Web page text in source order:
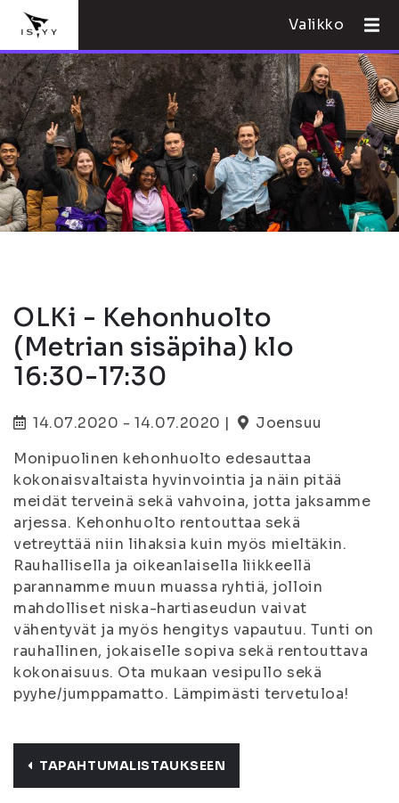
Valikko
OLKi - Kehonhuolto
(Metrian sisäpiha) klo
16:30-17:30
14.07.2020 - 14.07.2020 |
Joensuu
Monipuolinen kehonhuolto edesauttaa
kokonaisvaltaista hyvinvointia ja näin pitää
meidät terveinä sekä vahvoina, jotta jaksamme
arjessa. Kehonhuolto rentouttaa sekä
vetreyttää niin lihaksia kuin myös mieltäkin.
Rauhallisella ja oikeanlaisella liikkeellä
parannamme muun muassa ryhtiä, jolloin
mahdolliset niska-hartiaseudun vaivat
vähentyvät ja myös hengitys vapautuu. Tunti on
rauhallinen, jokaiselle sopiva sekä rentouttava
kokonaisuus. Ota mukaan vesipullo sekä
pyyhe/jumppamatto. Lämpimästi tervetuloa!
TAPAHTUMALISTAUKSEEN